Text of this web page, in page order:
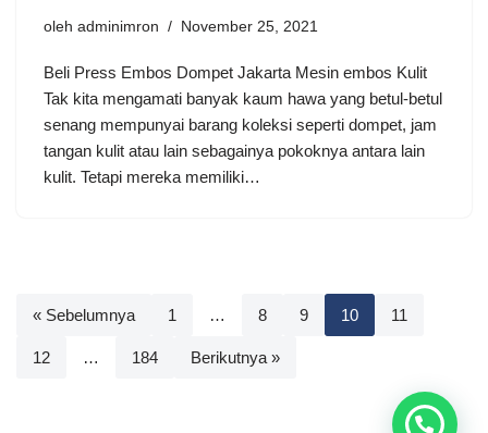
oleh adminimron November 25, 2021
Beli Press Embos Dompet Jakarta Mesin embos Kulit
Tak kita mengamati banyak kaum hawa yang betul-betul
senang mempunyai barang koleksi seperti dompet, jam
tangan kulit atau lain sebagainya pokoknya antara lain
kulit. Tetapi mereka memiliki…
« Sebelumnya 1 … 8 9 10 11
12 … 184 Berikutnya »